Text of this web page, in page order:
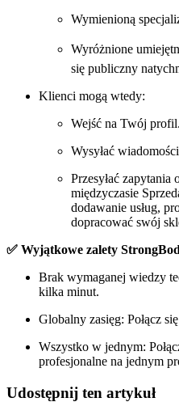
Wymienioną
Wyróżnione
się publiczny
Klienci mogą wtedy:
Wejść na Twój profil.
Wysyłać
Przesyłać zapytania
międzyczasie
dodawanie usług,
dopracować swój
✅ Wyjątkowe zalety
Brak wymaganej wiedzy
kilka minut.
Globalny zasięg: Połącz
Wszystko w jednym:
profesjonalne na jednym
Udostępnij ten artykuł